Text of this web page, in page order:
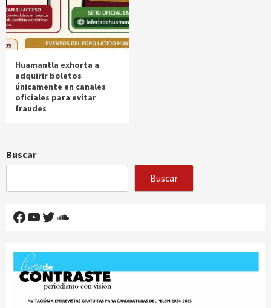
Huamantla exhorta a
adquirir boletos
únicamente en canales
oficiales para evitar
fraudes
Buscar
Buscar
Facebook
YouTube
Twitter
SoundCloud